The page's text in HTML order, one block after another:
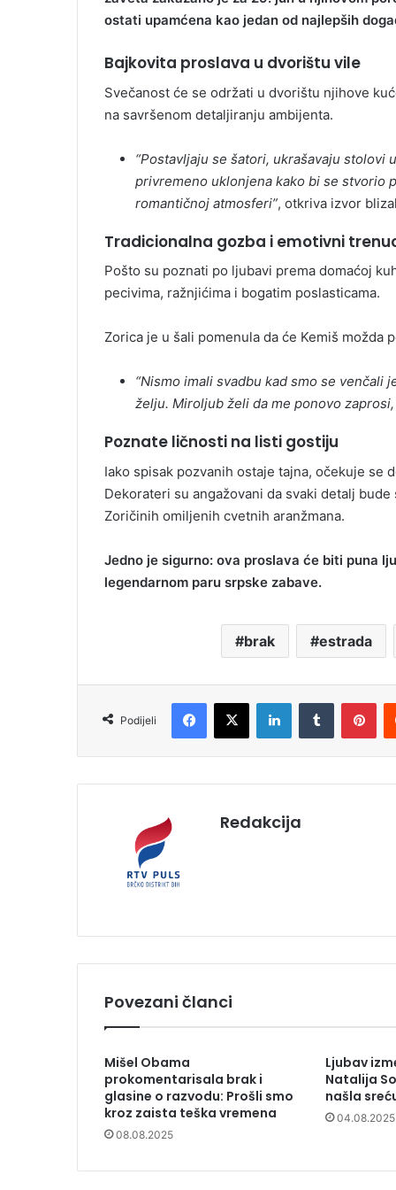
i
ostati upamćena kao jedan od najlepših
Bajkovita proslava u dvorištu vile
Svečanost će se održati u dvorištu njihove
na savršenom detaljiranju ambijenta.
“Postavljaju se šatori, ukrašavaju stolovi
privremeno uklonjena kako bi se stvorio
romantičnoj atmosferi”, otkriva izvor
Tradicionalna gozba i emotivni
Pošto su poznati po ljubavi prema domaćoj
pecivima, ražnjićima i bogatim poslasticama.
Zorica je u šali pomenula da će Kemiš možda
“Nismo imali svadbu kad smo se venčali
želju. Miroljub želi da me ponovo
Poznate ličnosti na listi gostiju
Iako spisak pozvanih ostaje tajna, očekuje se
Dekorateri su angažovani da svaki detalj bude
Zoričinih omiljenih cvetnih aranžmana.
Jedno je sigurno: ova proslava će biti puna
legendarnom paru srpske zabave.
brak estrada
Podijeli
Redakcija
Povezani članci
Mišel Obama
prokomentarisala brak i
glasine o razvodu: Prošli smo
kroz zaista teška vremena
08.08.2025
Ljubav
Natalija
našla
04.08.2025